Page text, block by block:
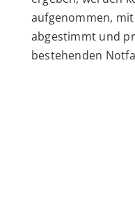
aufgenommen,
abgestimmt und
bestehenden